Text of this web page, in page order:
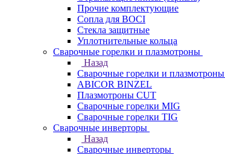
Прочие комплектующие
Сопла для BOCI
Стекла защитные
Уплотнительные кольца
Сварочные горелки и плазмотроны
Назад
Сварочные горелки и плазмотроны
ABICOR BINZEL
Плазмотроны CUT
Сварочные горелки MIG
Сварочные горелки TIG
Сварочные инверторы
Назад
Сварочные инверторы